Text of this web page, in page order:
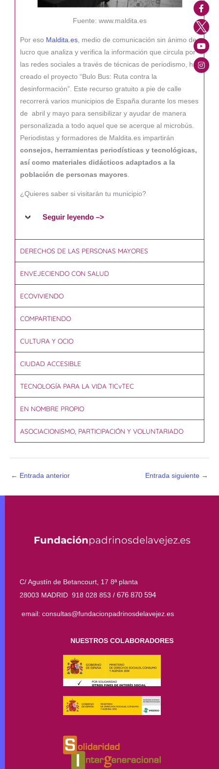
Fuente: www.maldita.es
Por eso Maldita.es, medio de comunicación sin ánimo de
lucro que analiza y verifica la información que circula por
las redes sociales a través de técnicas de periodismo, ha
creado el proyecto “Bulo Bus: Ruta contra la
desinformación”. Este recurso gratuito a pie de calle
recorrerá varios municipios de España durante los meses
de abril y mayo para sensibilizar y ayudar de manera
personalizada a todo aquel que se acerque al microbús.
Periodistas y formadores de Maldita.es impartirán
consejos, herramientas periodísticas y tecnológicas,
así como materiales didácticos adaptados a la
población de personas mayores.
¿Quieres saber si visitarán tu municipio?
Seguir leyendo –>
DERECHOS DE LAS PERSONAS MAYORES
ENVEJECIENDO CON SALUD
ECOVIVIENDO
COMPARTIENDO
CULTURA Y OCIO
CIUDAD ACCESIBLE
TECNOLOGÍA PARA LA VIDA TICvTEC
EN NOMBRE PROPIO
ASOCIACIONISMO, PARTICIPACIÓN Y VOLUNTARIADO
← Entrada anterior Entrada siguiente →
Fundaciónpadrinosdelavejez.es
C/ Agustín de Betancourt, 17 8ª planta
28003 MADRID 918 028 853 / 676 870 594
email: consultas@fundacionpadrinosdelavejez.es
NUESTROS COLABORADORES